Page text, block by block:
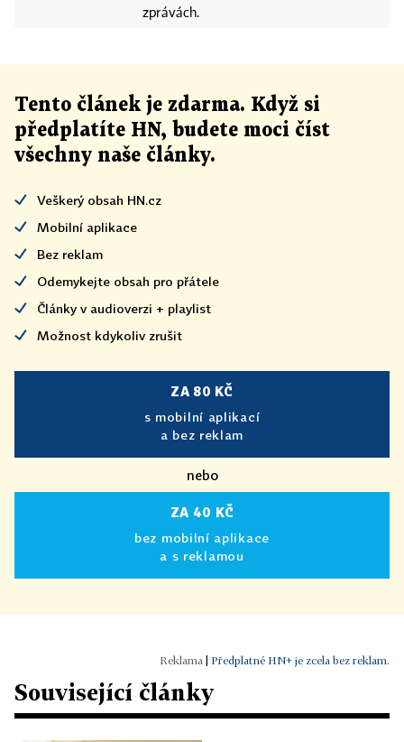
zprávách.
Tento článek je zdarma. Když si
předplatíte HN, budete moci číst
všechny naše články.
Veškerý obsah HN.cz
Mobilní aplikace
Bez reklam
Odemykejte obsah pro přátele
Články v audioverzi + playlist
Možnost kdykoliv zrušit
ZA 80 KČ
s mobilní aplikací
a bez reklam
nebo
ZA 40 KČ
bez mobilní aplikace
a s reklamou
Předplatné HN+ je zcela bez reklam.
Související články